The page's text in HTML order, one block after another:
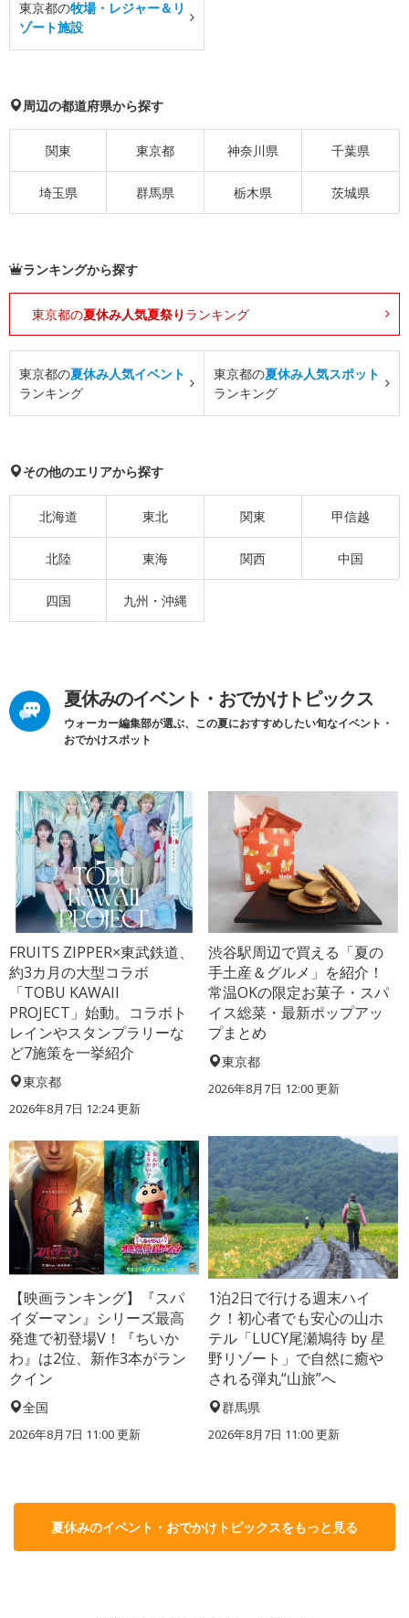
東京都の牧場・レジャー＆リ
ゾート施設
周辺の都道府県から探す
関東 東京都 神奈川県 千葉県
埼玉県 群馬県 栃木県 茨城県
ランキングから探す
東京都の夏休み人気夏祭り ランキング
東京都の夏休み人気イベント
ランキング
東京都の夏休み人気スポット
ランキング
その他のエリアから探す
北海道 東北 関東 甲信越
北陸 東海 関西 中国
四国 九州・沖縄
夏休みのイベント・おでかけトピックス
ウォーカー編集部が選ぶ、この夏におすすめしたい旬なイベント・
おでかけスポット
FRUITS ZIPPER×東武鉄道、
約3カ月の大型コラボ
「TOBU KAWAII
PROJECT」始動。コラボト
レインやスタンプラリーな
ど7施策を一挙紹介
東京都
2026年8月7日 12:24更新
渋谷駅周辺で買える「夏の
手土産＆グルメ」を紹介！
常温OKの限定お菓子・スパ
イス総菜・最新ポップアッ
プまとめ
東京都
2026年8月7日 12:00更新
【映画ランキング】『スパ
イダーマン』シリーズ最高
発進で初登場V！『ちいか
わ』は2位、新作3本がラン
クイン
全国
2026年8月7日 11:00更新
1泊2日で行ける週末ハイ
ク！初心者でも安心の山ホ
テル「LUCY尾瀬鳩待 by 星
野リゾート」で自然に癒や
される弾丸“山旅”へ
群馬県
2026年8月7日 11:00更新
夏休みのイベント・おでかけトピックスをもっと見る